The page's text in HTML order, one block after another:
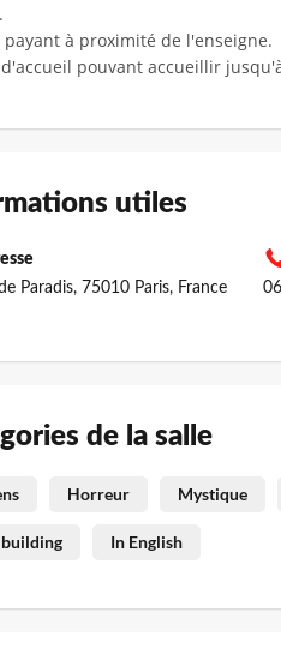
payant à proximité de l'enseigne.
d'accueil pouvant accueillir
utiles
Paradis, 75010 Paris, France
de la salle
Horreur Mystique
building In English